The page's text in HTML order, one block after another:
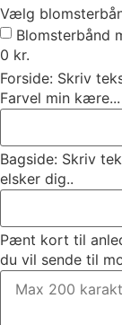
Vælg
Blomsterbånd
0 kr.
Forside: Skriv
Farvel min kære...
Bagside: Skriv
elsker dig..
Pænt kort til
du vil sende til